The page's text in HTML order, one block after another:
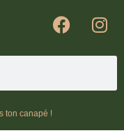
ton canapé !